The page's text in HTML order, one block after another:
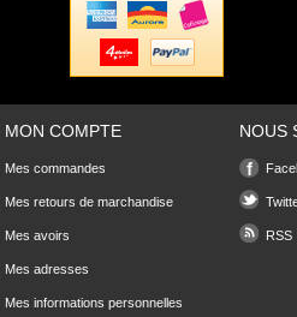
MON COMPTE
Mes commandes
Mes retours de marchandise
Mes avoirs
Mes adresses
Mes informations personnelles
NOUS
RSS